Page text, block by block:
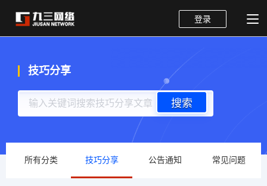
登录
技巧分享
搜索
所有分类 技巧分享 公告通知 常见问题